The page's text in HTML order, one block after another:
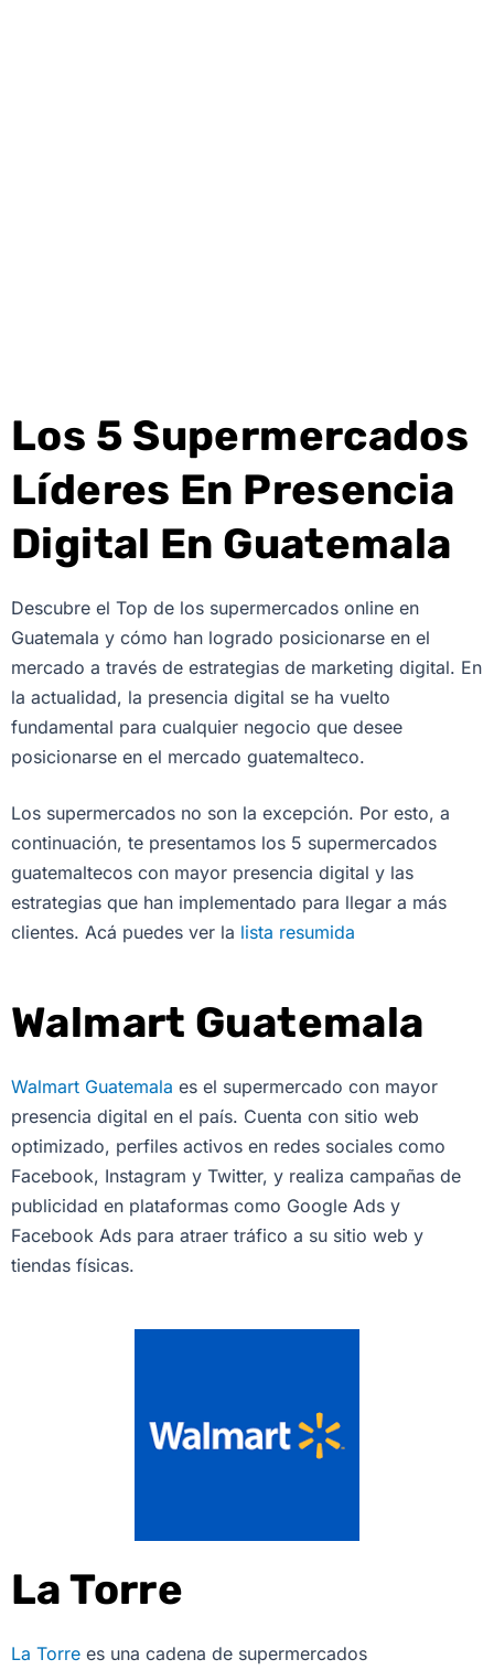
Los 5 Supermercados
Líderes En Presencia
Digital En Guatemala
Descubre el Top de los supermercados online en
Guatemala y cómo han logrado posicionarse en el
mercado a través de estrategias de marketing digital. En
la actualidad, la presencia digital se ha vuelto
fundamental para cualquier negocio que desee
posicionarse en el mercado guatemalteco.
Los supermercados no son la excepción. Por esto, a
continuación, te presentamos los 5 supermercados
guatemaltecos con mayor presencia digital y las
estrategias que han implementado para llegar a más
clientes. Acá puedes ver la lista resumida
Walmart Guatemala
Walmart Guatemala es el supermercado con mayor
presencia digital en el país. Cuenta con sitio web
optimizado, perfiles activos en redes sociales como
Facebook, Instagram y Twitter, y realiza campañas de
publicidad en plataformas como Google Ads y
Facebook Ads para atraer tráfico a su sitio web y
tiendas físicas.
La Torre
La Torre es una cadena de supermercados